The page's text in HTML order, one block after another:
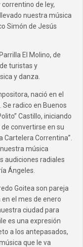
de ley,
nuestra música
Simón de Jesús
El Molino, de
turistas y
y danza.
nació en el
Se radico en Buenos
Castillo, iniciando
convertirse en su
Cartelera Correntina”.
música
audiciones radiales
Ángeles.
Goitea son pareja
el mes de enero
ciudad para
es una expresión
a los antepasados,
que le va